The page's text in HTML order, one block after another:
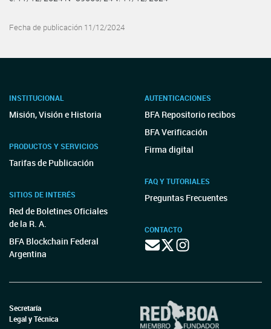
Fecha de publicación 11/12/2024
INSTITUCIONAL
Misión, Visión e Historia
PRODUCTOS Y SERVICIOS
Tarifas de Publicación
SITIOS DE INTERÉS
Red de Boletines Oficiales
de la R. A.
BFA Blockchain Federal
Argentina
AUTENTICACIONES
BFA Repositorio recibos
BFA Verificación
Firma digital
FAQ Y TUTORIALES
Preguntas Frecuentes
CONTACTO
Secretaría
Legal y Técnica